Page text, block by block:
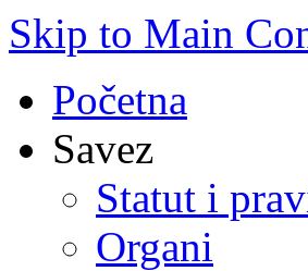
Skip to Main
Početna
Savez
Statut i
Organi